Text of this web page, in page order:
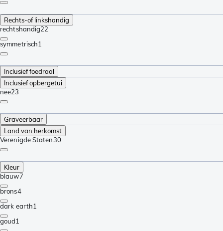
Rechts-of linkshandig
rechtshandig22
symmetrisch1
Inclusief foedraal
Inclusief opbergetui
nee23
Graveerbaar
Land van herkomst
Verenigde Staten30
Kleur
blauw7
brons4
dark earth1
goud1